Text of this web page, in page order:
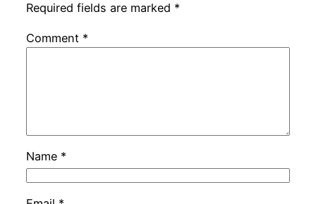
Required fields are marked *
Comment *
Name *